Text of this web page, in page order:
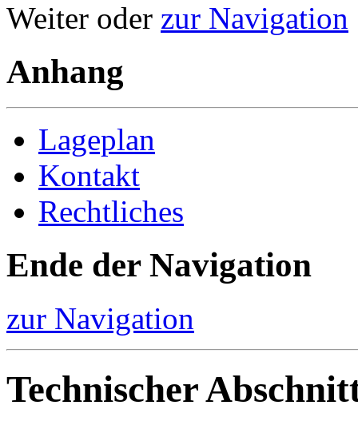
Weiter oder zur Navigation
Anhang
Lageplan
Kontakt
Rechtliches
Ende der Navigation
zur Navigation
Technischer